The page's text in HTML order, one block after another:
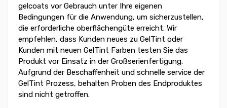
gelcoats vor Gebrauch unter Ihre eigenen
Bedingungen für die Anwendung, um sicherzustellen,
die erforderliche oberflächengüte erreicht. Wir
empfehlen, dass Kunden neues zu GelTint oder
Kunden mit neuen GelTint Farben testen Sie das
Produkt vor Einsatz in der Großserienfertigung.
Aufgrund der Beschaffenheit und schnelle service der
GelTint Prozess, behalten Proben des Endproduktes
sind nicht getroffen.